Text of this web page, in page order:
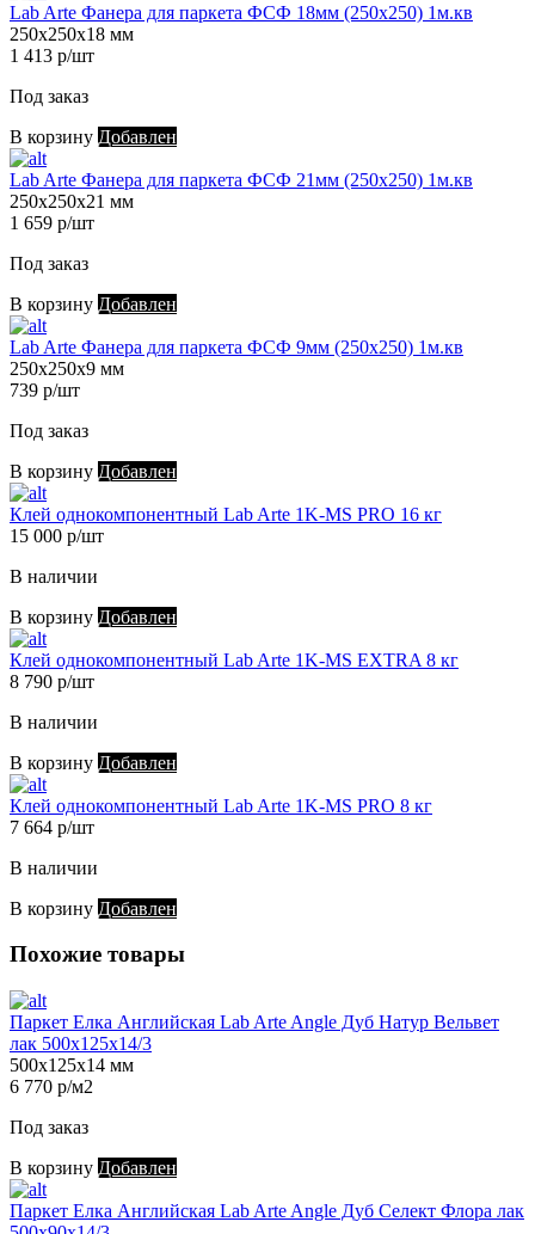
Lab Arte Фанера для паркета ФСФ 18мм (250х250) 1м.кв
250х250х18 мм
1 413 р/шт
Под заказ
В корзину Добавлен
Lab Arte Фанера для паркета ФСФ 21мм (250х250) 1м.кв
250х250х21 мм
1 659 р/шт
Под заказ
В корзину Добавлен
Lab Arte Фанера для паркета ФСФ 9мм (250х250) 1м.кв
250х250х9 мм
739 р/шт
Под заказ
В корзину Добавлен
Клей однокомпонентный Lab Arte 1K-MS PRO 16 кг
15 000 р/шт
В наличии
В корзину Добавлен
Клей однокомпонентный Lab Arte 1K-MS EXTRA 8 кг
8 790 р/шт
В наличии
В корзину Добавлен
Клей однокомпонентный Lab Arte 1K-MS PRO 8 кг
7 664 р/шт
В наличии
В корзину Добавлен
Похожие товары
Паркет Елка Английская Lab Arte Angle Дуб Натур Вельвет
лак 500х125х14/3
500х125х14 мм
6 770 р/м2
Под заказ
В корзину Добавлен
Паркет Елка Английская Lab Arte Angle Дуб Селект Флора лак